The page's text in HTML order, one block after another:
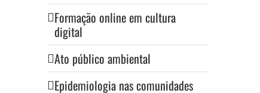
Formação online em cultura
digital
Ato público ambiental
Epidemiologia nas comunidades